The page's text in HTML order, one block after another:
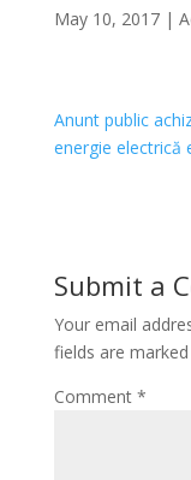
May 10, 2017|
Anunt public
energie electrică
Submit a
Your email
fields are marked
Comment *